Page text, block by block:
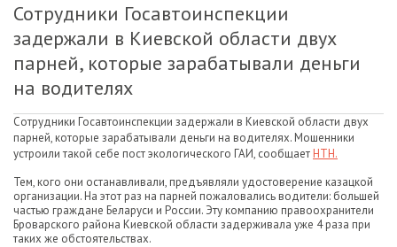
Сотрудники Госавтоинспекции
задержали в Киевской области двух
парней, которые зарабатывали деньги
на водителях
Сотрудники Госавтоинспекции задержали в Киевской области двух
парней, которые зарабатывали деньги на водителях. Мошенники
устроили такой себе пост экологического ГАИ, сообщаетНТН.
Тем, кого они останавливали, предъявляли удостоверение казацкой
организации. На этот раз на парней пожаловались водители: большей
частью граждане Беларуси и России. Эту компанию правоохранители
Броварского района Киевской области задерживала уже 4 раза при
таких же обстоятельствах.